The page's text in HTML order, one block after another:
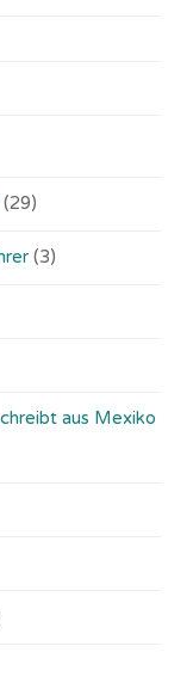
(29)
(3)
aus Mexiko